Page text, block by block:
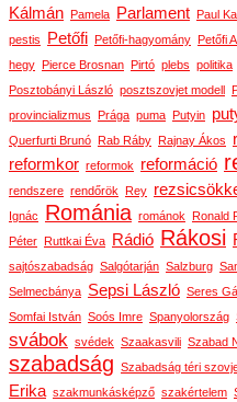
Kálmán Pamela Parlament Paul
pestis Petőfi Petőfi-hagyomány Petőfi
hegy Pierce Brosnan Pirtó plebs politika
Posztobányi László posztszovjet modell
provincializmus Prága puma Putyin
Querfurti Brunó Rab Ráby Rajnay Ákos
reformkor reformok reformáció
rendszere rendőrök Rey
Ignác
Románia románok Ronald
Péter Ruttkai Éva Rádió Rákosi
sajtószabadság Salgótarján Salzburg
Selmecbánya Sepsi László Seres
Somfai István Soós Imre Spanyolország
svábok svédek Szaakasvili Szabad
szabadság Szabadság téri
Erika szakmunkásképző szakértelem